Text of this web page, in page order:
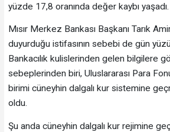
yüzde 17,8 oranında değer kaybı yaşadı.
Mısır Merkez Bankası Başkanı Tarık
duyurduğu istifasının sebebi de gün
Bankacılık kulislerinden gelen bilgilere
sebeplerinden biri, Uluslararası Para
birimi cüneyhin dalgalı kur sistemine
oldu.
Şu anda cüneyhin dalgalı kur rejimine